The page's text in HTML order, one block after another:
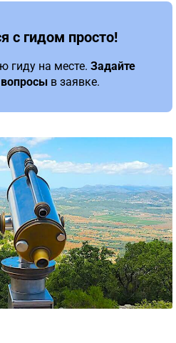
с гидом просто!
гиду на месте. Задайте
в заявке.